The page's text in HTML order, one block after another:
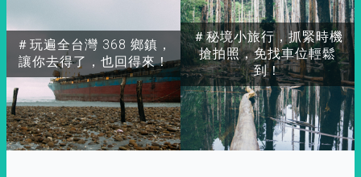
＃玩遍全台灣 368 鄉鎮，
讓你去得了，也回得來！
＃秘境小旅行，抓緊時機
搶拍照，免找車位輕鬆
到！